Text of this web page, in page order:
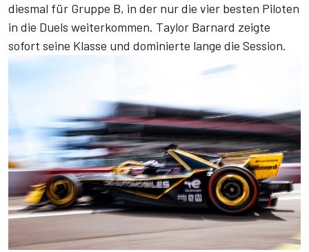
diesmal für Gruppe B, in der nur die vier besten Piloten
in die Duels weiterkommen. Taylor Barnard zeigte
sofort seine Klasse und dominierte lange die Session.